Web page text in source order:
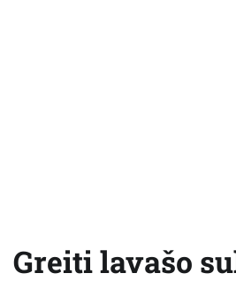
Greiti lavašo